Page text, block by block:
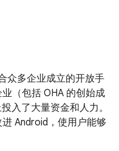
众多企业成立的开放手
（包括 OHA 的创始成
入了大量资金和人力。
Android，使用户能够